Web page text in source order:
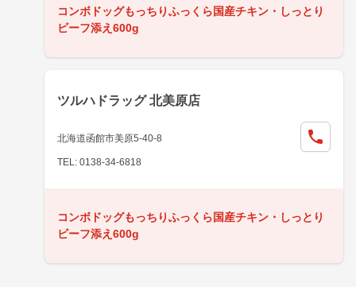
コンボドッグもっちりふっくら国産チキン・しっとり
ビーフ添え600g
ツルハドラッグ 北美原店
北海道函館市美原5-40-8
TEL: 0138-34-6818
コンボドッグもっちりふっくら国産チキン・しっとり
ビーフ添え600g